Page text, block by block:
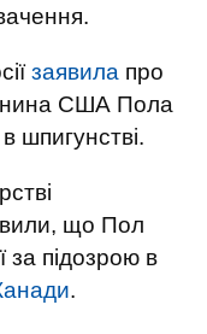
заявила про
США Пола
шпигунстві.
що Пол
за підозрою в
.